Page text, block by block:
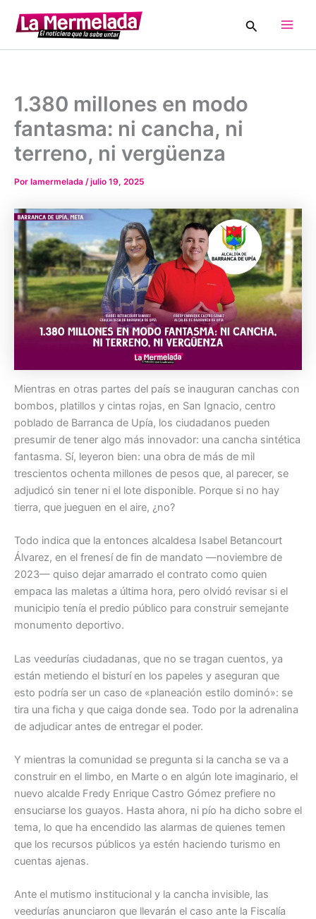
contenido
Buscar
1.380 millones en modo
fantasma: ni cancha, ni
terreno, ni vergüenza
Por lamermelada /julio 19, 2025
Mientras en otras partes del país se inauguran canchas con
bombos, platillos y cintas rojas, en San Ignacio, centro
poblado de Barranca de Upía, los ciudadanos pueden
presumir de tener algo más innovador: una cancha sintética
fantasma. Sí, leyeron bien: una obra de más de mil
trescientos ochenta millones de pesos que, al parecer, se
adjudicó sin tener ni el lote disponible. Porque si no hay
tierra, que jueguen en el aire, ¿no?
Todo indica que la entonces alcaldesa Isabel Betancourt
Álvarez, en el frenesí de fin de mandato —noviembre de
2023— quiso dejar amarrado el contrato como quien
empaca las maletas a última hora, pero olvidó revisar si el
municipio tenía el predio público para construir semejante
monumento deportivo.
Las veedurías ciudadanas, que no se tragan cuentos, ya
están metiendo el bisturí en los papeles y aseguran que
esto podría ser un caso de «planeación estilo dominó»: se
tira una ficha y que caiga donde sea. Todo por la adrenalina
de adjudicar antes de entregar el poder.
Y mientras la comunidad se pregunta si la cancha se va a
construir en el limbo, en Marte o en algún lote imaginario, el
nuevo alcalde Fredy Enrique Castro Gómez prefiere no
ensuciarse los guayos. Hasta ahora, ni pío ha dicho sobre el
tema, lo que ha encendido las alarmas de quienes temen
que los recursos públicos ya estén haciendo turismo en
cuentas ajenas.
Ante el mutismo institucional y la cancha invisible, las
veedurías anunciaron que llevarán el caso ante la Fiscalía